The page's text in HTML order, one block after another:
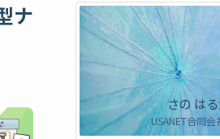
ナ
さの は
USANET合同会